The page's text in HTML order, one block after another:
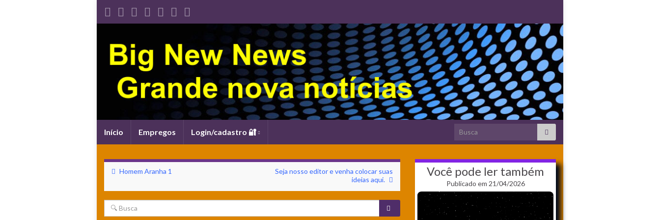
navegação
Início Empregos Login/cadastro 🔐 Search for:
Homem Aranha 1
Seja nosso editor e venha colocar suas
ideias aqui.
Você pode ler também
Publicado em 21/04/2026